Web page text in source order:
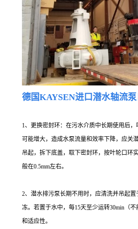
德国KAYSEN进口潜水轴流泵
1、更换密封环：在污水介质中长期使用后
可能增大，造成水泵流量和效率下降，应关
吊起，拆下底盖，取下密封环，按叶轮口环
般在0.5mm左右。
2、潜水排污泵长期不用时，应清洗并吊起
冻。若置于水中，每15天至少运转30min（
和适应性。